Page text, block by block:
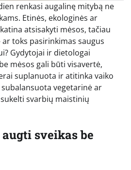
renkasi augalinę mitybą ne
Etinės, ekologinės ar
atsisakyti mėsos, tačiau
toks pasirinkimas saugus
Gydytojai ir dietologai
mėsos gali būti visavertė,
suplanuota ir atitinka vaiko
vegetarinė ar
svarbių maistinių
sveikas be